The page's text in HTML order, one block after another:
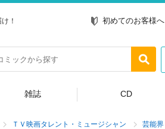
！ 初めてのお客様へ
雑誌 CD
ＴＶ映画タレント・ミュージシャン 芸能界